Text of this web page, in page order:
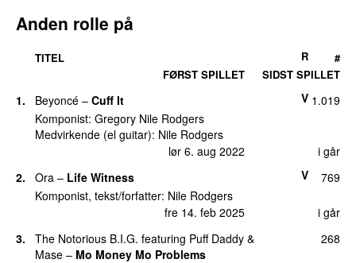
Fantasy (2017 Version)
DJ Blackstone featuring Nile
Blackstone Remix)
lør 9. jan 2021
1
Anden rolle på
TITEL
FØRST SPILLET
SIDST SPILLET
R #
1. Beyoncé – Cuff It
lør 6. aug 2022 i går
V 1.019
Komponist: Gregory Nile Rodgers
Medvirkende (el guitar): Nile Rodgers
2. Ora – Life Witness
fre 14. feb 2025 i går
V
769
Komponist, tekst/forfatter: Nile Rodgers
3. The Notorious B.I.G. featuring Puff Daddy &
Mase – Mo Money Mo Problems
268